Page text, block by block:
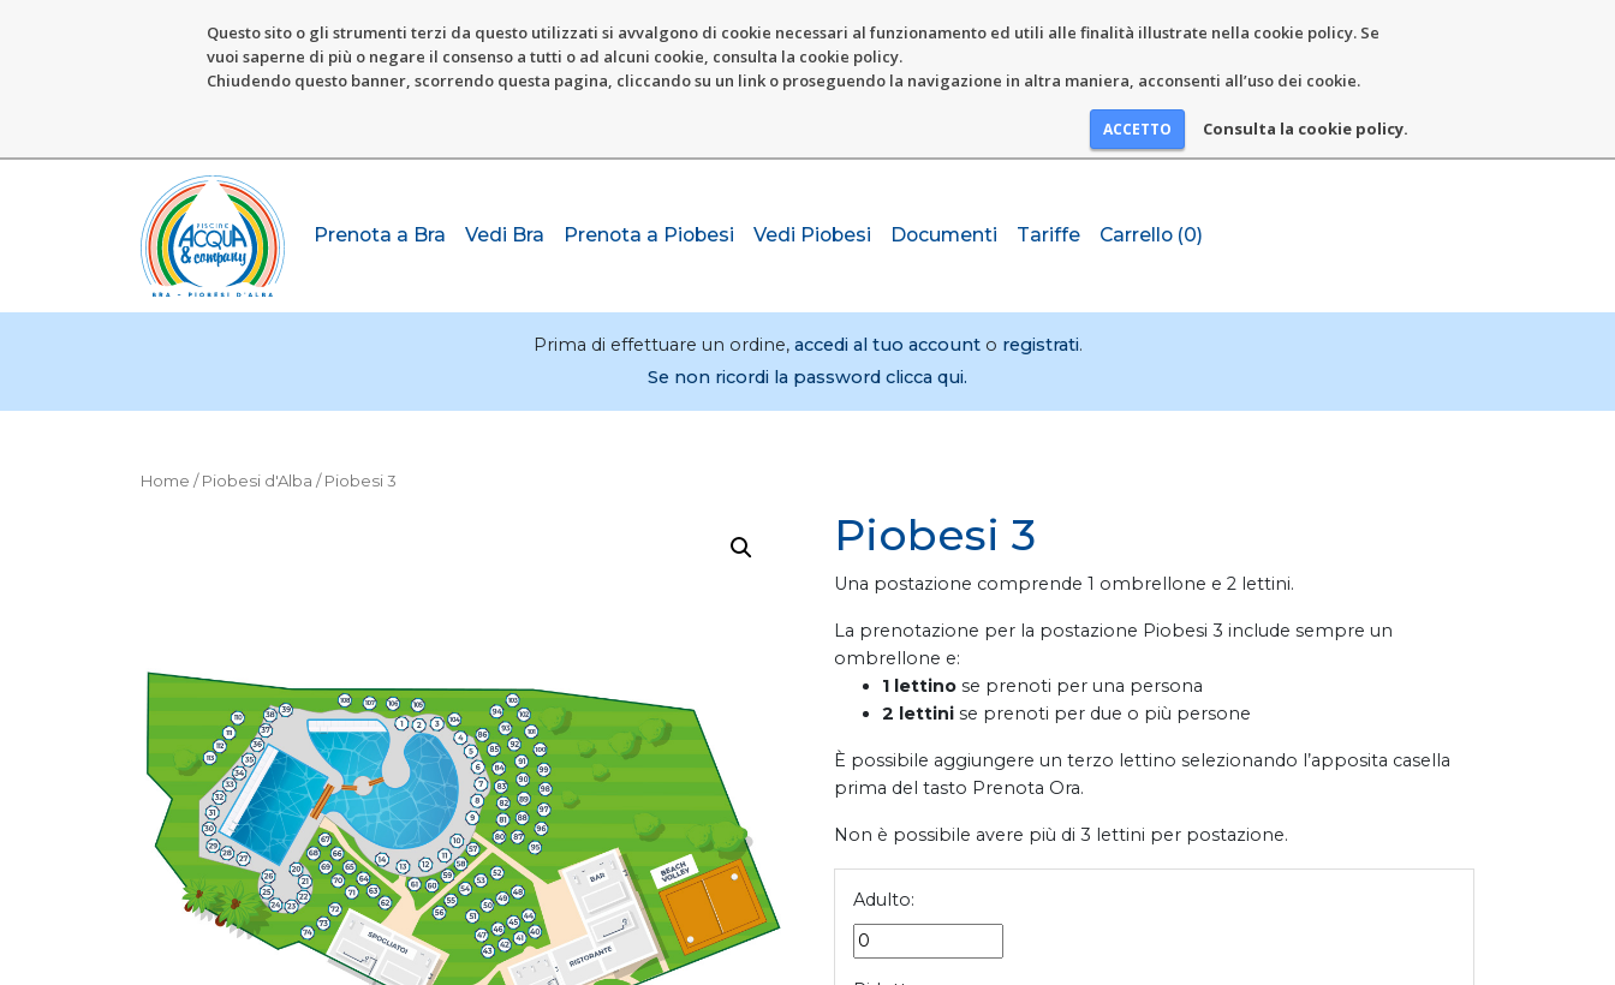
Questo sito o gli strumenti terzi da questo utilizzati si avvalgono di cookie necessari al funzionamento ed utili alle finalità illustrate nella cookie policy. Se
vuoi saperne di più o negare il consenso a tutti o ad alcuni cookie, consulta la cookie policy.
Chiudendo questo banner, scorrendo questa pagina, cliccando su un link o proseguendo la navigazione in altra maniera, acconsenti all’uso dei cookie.
Consulta la cookie policy.
Prenota a Bra Vedi Bra Prenota a Piobesi Vedi Piobesi Documenti Tariffe Carrello (0)
Prima di effettuare un ordine, accedi al tuo accounto registrati.
Se non ricordi la password clicca qui.
Home /Piobesi d'Alba / Piobesi 3
Piobesi 3
Una postazione comprende 1 ombrellone e 2 lettini.
La prenotazione per la postazione Piobesi 3 include sempre un
ombrellone e:
1 lettino se prenoti per una persona
2 lettini se prenoti per due o più persone
È possibile aggiungere un terzo lettino selezionando l’apposita casella
prima del tasto Prenota Ora.
Non è possibile avere più di 3 lettini per postazione.
Adulto: